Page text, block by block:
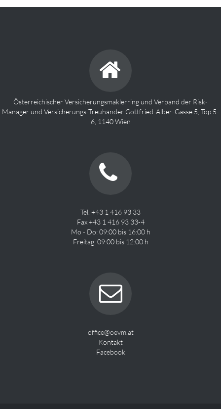
Österreichischer Versicherungsmaklerring und Verband der Risk-
Manager und Versicherungs-Treuhänder Gottfried-Alber-Gasse 5, Top 5-
6, 1140 Wien
Tel. +43 1 416 93 33
Fax +43 1 416 93 33-4
Mo - Do: 09:00 bis 16:00 h
Freitag: 09:00 bis 12:00 h
office@oevm.at
Kontakt
Facebook